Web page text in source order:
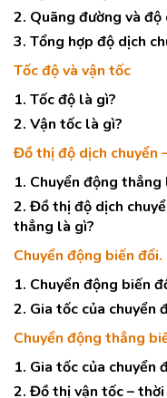
2. Quãng đường và
3. Tổng hợp độ dịch
Tốc độ và vận tốc
1. Tốc độ là gì?
2. Vận tốc là gì?
Đồ thị độ dịch chuyển
1. Chuyển động thẳng
2. Đồ thị độ dịch
thẳng là gì?
Chuyển động biến
1. Chuyển động biến
2. Gia tốc của chuyển
Chuyển động thẳng
1. Gia tốc của chuyển
2. Đồ thị vận tốc –